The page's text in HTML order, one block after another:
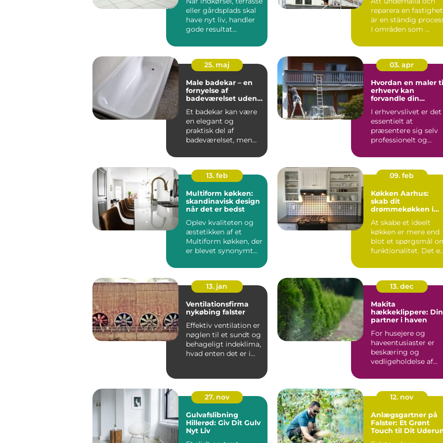
eller gårdsplads skal
have nyt liv, handler
gode resultat...
reparera en fastighet
är en ständig
I områden som ...
25. maj
Male badekar – en
fornyelse af
badeværelset uden
Et badekar kan være
en elegant og
praktisk del af
badeværelset, men
det...
03. apr
Hvordan en maler
erhverv kan
forvandle din
I erhvervslivet er det
essentielt at
præsentere sig selv
professionelt og
13. feb
Multiform køkken:
skandinavisk design
når det er bedst
Oplev kvaliteten og
æstetikken af et
Multiform køkken, der
er blevet synonymt
09. feb
Køkken Aarhus:
skab dit
drømmekøkken i
At skabe et ideelt
køkken er mere end
blot et spørgsmål
funktionalitet. Det
13. jan
Ventilationsfirma
nykøbing falster
Effektiv ventilation er
nøglen til et sundt og
behageligt indeklima,
hvad enten det er i
13. dec
Makita
hækkeklippere: Din
partner i haven
For husejere og
haveentusiaster er
beskæring og
vedligeholdelse af
tilbage...
27. nov
Gulvafslibning
Hillerød: Giv Dit Gulv
Nyt Liv
12. nov
Anlægsgartner på
Falster: Et Grønt
Touch til Dit